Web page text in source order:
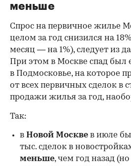
меньше
Спрос на первичное жилье
целом за год снизился на
месяц — на 1%), следует из
При этом в Москве спад был
в Подмосковье, на которое
от всех первичных сделок в
продажи жилья за год,
Так:
в Новой Москве в июле
тыс. сделок в
меньше, чем год назад